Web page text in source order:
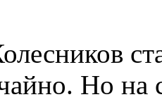
Но на